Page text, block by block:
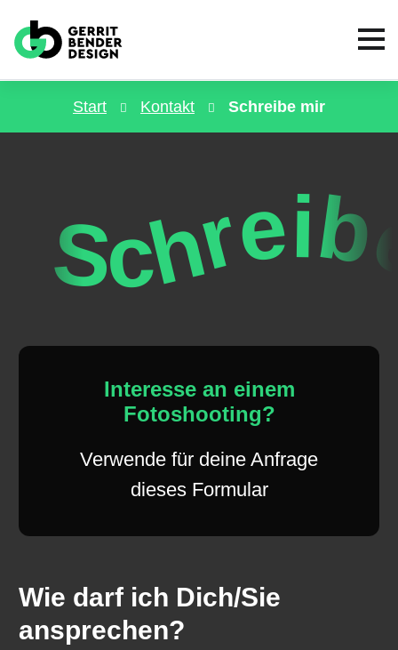
Start Kontakt Schreibe mir
Schreibe mir · Schreibe mir · Schreibe mir · Schreibe mir ·
Interesse an einem
Fotoshooting?
Verwende für deine Anfrage
dieses Formular
Wie darf ich Dich/Sie
ansprechen?